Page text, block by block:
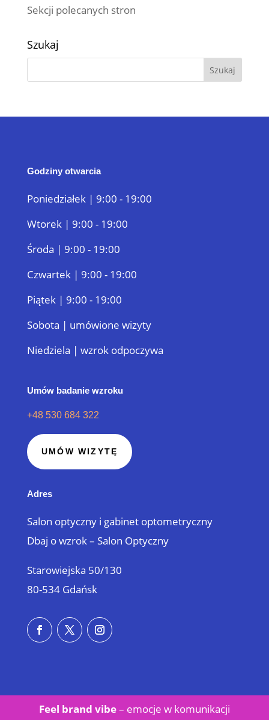
Sekcji polecanych stron
Szukaj
Godziny otwarcia
Poniedziałek | 9:00 - 19:00
Wtorek | 9:00 - 19:00
Środa | 9:00 - 19:00
Czwartek | 9:00 - 19:00
Piątek | 9:00 - 19:00
Sobota | umówione wizyty
Niedziela | wzrok odpoczywa
Umów badanie wzroku
+48 530 684 322
UMÓW WIZYTĘ
Adres
Salon optyczny i gabinet optometryczny
Dbaj o wzrok – Salon Optyczny
Starowiejska 50/130
80-534 Gdańsk
Feel brand vibe– emocje wkomunikacji